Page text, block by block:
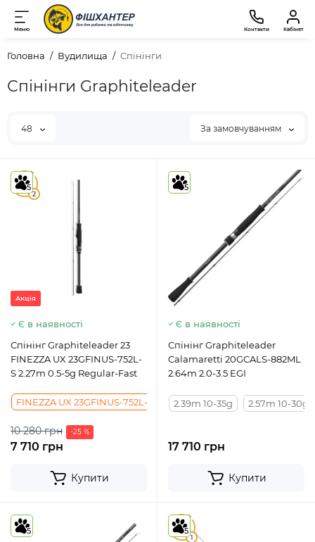
Меню Контакти Кабінет
Головна Вудилища Спінінги
Спінінги Graphiteleader
48 За замовчуванням
5
2
5
Акція
Є в наявності
Спінінг Graphiteleader 23
FINEZZA UX 23GFINUS-752L-
S 2.27m 0.5-5g Regular-Fast
FINEZZA UX 23GFINUS-752L-S 2.27m 0.5-5g Regular-Fast
10 280 грн -25 %
7 710 грн
Купити
5
Є в наявності
Спінінг Graphiteleader
Calamaretti 20GCALS-882ML
2.64m 2.0-3.5 EGI
2.39m 10-35g 2.57m 10-30g
17 710 грн
Купити
5 5
1
5